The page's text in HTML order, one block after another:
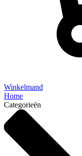
Winkelmand
Home
Categorieën